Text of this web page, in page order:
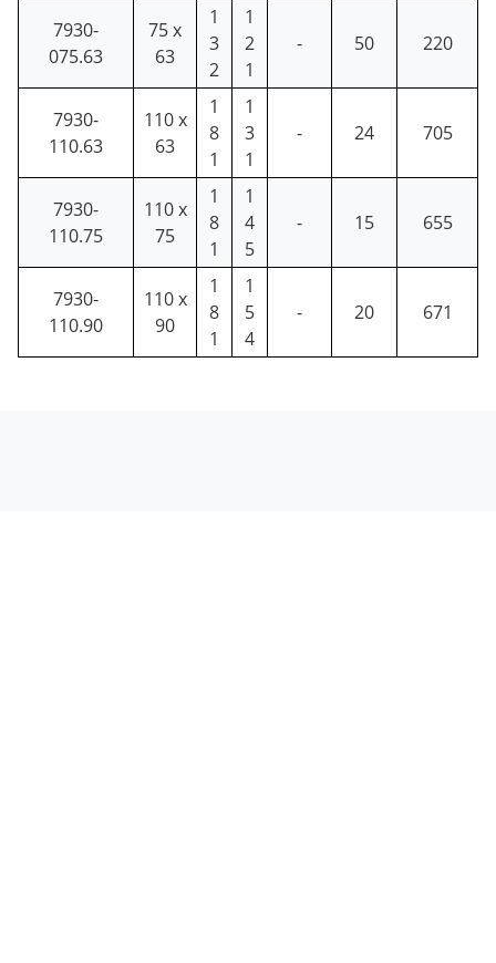
7930-
075.63
75 x
63
1
3
2
1
2
1
- 50 220
7930-
110.63
110 x
63
1
8
1
1
3
1
- 24 705
7930-
110.75
110 x
75
1
8
1
1
4
5
- 15 655
7930-
110.90
110 x
90
1
8
1
1
5
4
- 20 671